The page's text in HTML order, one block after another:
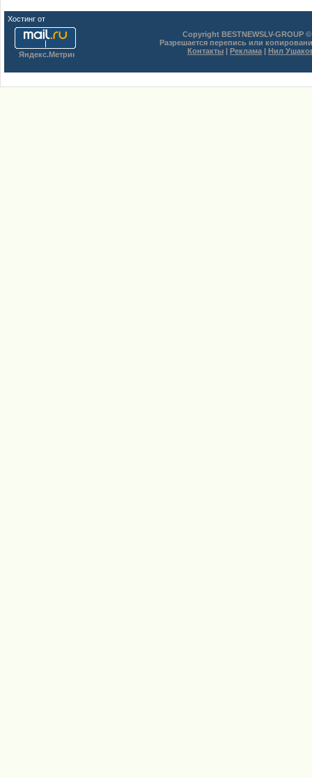
Хостинг от
Copyright BESTNEWSLV-GROUP
Разрешается перепись или
Контакты | Реклама | Нил